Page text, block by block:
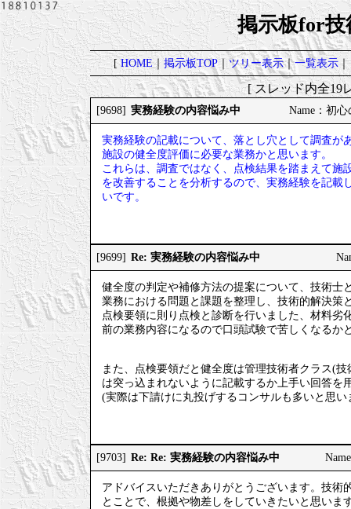
掲示板for技
[HOME｜掲示板TOP｜ツリー表示｜一覧表示｜
[ スレッド内全
[9698] 実務経験の内容悩み中 Name：初
実務経験の記載について、落とし穴として調査が
施設の健全度評価に必要な業務かと思います。
これらは、調査ではなく、点検結果を踏まえて
を改善することを分析するので、実務経験を記
いです。
[9699] Re: 実務経験の内容悩み中
健全度の判定や補修方法の提案について、技術士
業務における問題と課題を整理し、技術的解決策
点検要領に則り点検と診断を行いました、材料
前の業務内容になるので口頭試験で苦しくなるか
また、点検要領だと健全度は管理技術者クラス(
は突っ込まれないように記載するか上手い回答を
(実際は下請けに丸投げするコンサルも多いと思
[9703] Re: Re: 実務経験の内容悩み中
アドバイスいただきありがとうございます。技
とことで、根拠や物差しをしていきたいと思い